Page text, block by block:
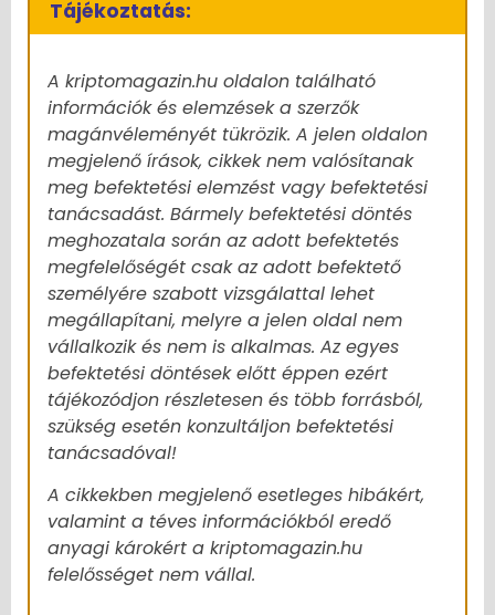
Tájékoztatás:
A kriptomagazin.hu oldalon található
információk és elemzések a szerzők
magánvéleményét tükrözik. A jelen oldalon
megjelenő írások, cikkek nem valósítanak
meg befektetési elemzést vagy befektetési
tanácsadást. Bármely befektetési döntés
meghozatala során az adott befektetés
megfelelőségét csak az adott befektető
személyére szabott vizsgálattal lehet
megállapítani, melyre a jelen oldal nem
vállalkozik és nem is alkalmas. Az egyes
befektetési döntések előtt éppen ezért
tájékozódjon részletesen és több forrásból,
szükség esetén konzultáljon befektetési
tanácsadóval!
A cikkekben megjelenő esetleges hibákért,
valamint a téves információkból eredő
anyagi károkért a kriptomagazin.hu
felelősséget nem vállal.